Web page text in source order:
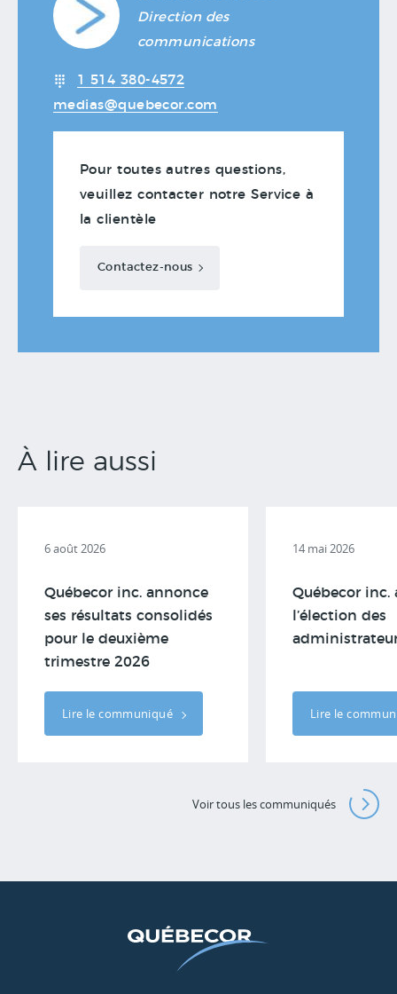
Direction des
communications
1 514 380-4572
medias@quebecor.com
Pour toutes autres questions,
veuillez contacter notre Service à
la clientèle
Contactez-nous
À lire aussi
6 août 2026
Québecor inc. annonce
ses résultats consolidés
pour le deuxième
trimestre 2026
Lire le communiqué
14 mai 2026
Québecor inc.
l’élection des
Lire le
Voir tous les communiqués